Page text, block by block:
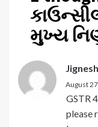
મુખ્ય
Jignesh
August
GSTR
please